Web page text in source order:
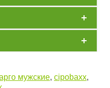
мужские, cipobaxx,